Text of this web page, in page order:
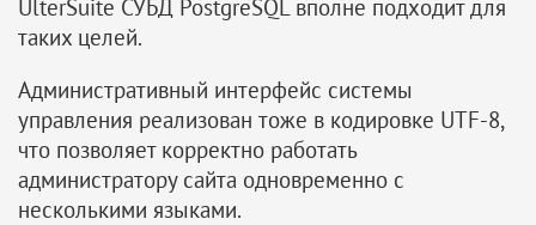
UlterSuite СУБД PostgreSQL вполне подходит для
таких целей.
Административный интерфейс системы
управления реализован тоже в кодировке UTF-8,
что позволяет корректно работать
администратору сайта одновременно с
несколькими языками.